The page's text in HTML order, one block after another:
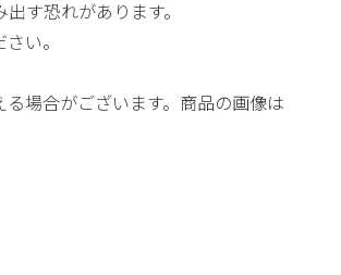
す恐れがあります。
い。
場合がございます。商品の画像は